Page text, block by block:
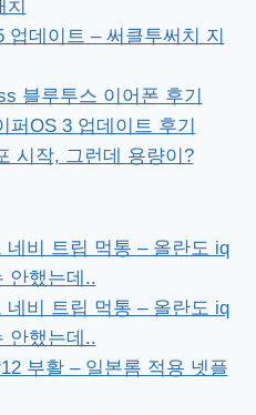
치
업데이트 – 써클투써치 지
블루투스 이어폰 후기
퍼OS 3 업데이트 후기
시작, 그런데 용량이?
네비 트립 먹통 – 올란도 iq
안했는데..
네비 트립 먹통 – 올란도 iq
안했는데..
부활 – 일본롬 적용 넷플